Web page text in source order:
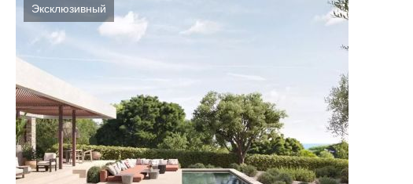
Эксклюзивный